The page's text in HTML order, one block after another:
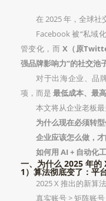
在 2025 年，全球社
Facebook 被“私域
管变化，而 X（原
强品牌影响力”的社交池子
对于出海企业、品
项，而是 最低成本、最
本文将从企业老板
为什么现在必须转型
企业应该怎么做，
如何用 AI + 自动化
一、为什么 2025 年的
1）算法彻底变了：平
2025 X 推出的新算
真实账号 > 矩阵账号